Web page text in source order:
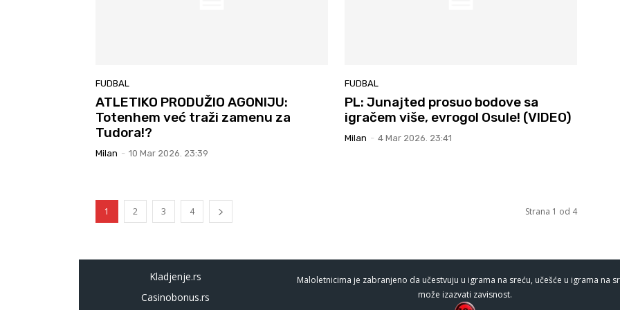
FUDBAL
ATLETIKO PRODUŽIO AGONIJU:
Totenhem već traži zamenu za
Tudora!?
Milan - 10 Mar 2026. 23:39
FUDBAL
PL: Junajted prosuo bodove sa
igračem više, evrogol Osule! (VIDEO)
Milan - 4 Mar 2026. 23:41
1 2 3 4 Strana 1 od 4
Kladjenje.rs
Casinobonus.rs
Maloletnicima je zabranjeno da učestvuju u igrama na sreću, učešće u igrama na
može izazvati zavisnost.